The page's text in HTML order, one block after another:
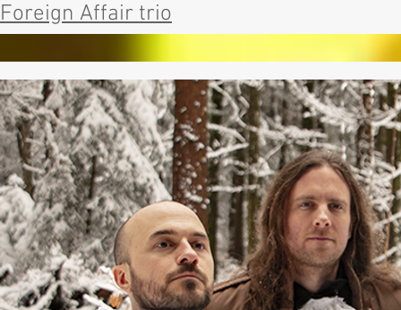
Foreign Affair trio